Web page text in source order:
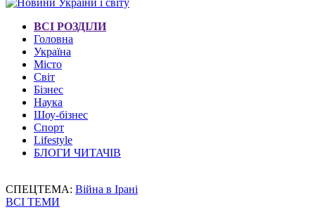
ВСІ РОЗДІЛИ
Головна
Україна
Місто
Світ
Бізнес
Наука
Шоу-бізнес
Спорт
Lifestyle
БЛОГИ ЧИТАЧІВ
СПЕЦТЕМА: Війна в Ірані
ВСІ ТЕМИ